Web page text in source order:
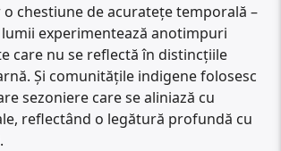
o chestiune de acuratețe temporală –
experimentează anotimpuri
care nu se reflectă în distincțiile
Și comunitățile indigene folosesc
sezoniere care se aliniază cu
reflectând o legătură profundă cu